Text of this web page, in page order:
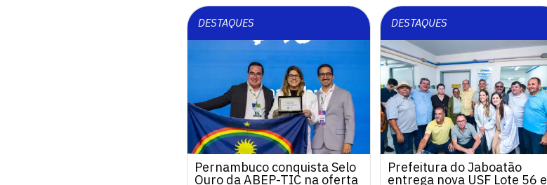
DESTAQUES
Pernambuco conquista Selo
Ouro da ABEP-TIC na oferta
DESTAQUES
Prefeitura do Jaboatão
entrega nova USF Lote 56 e